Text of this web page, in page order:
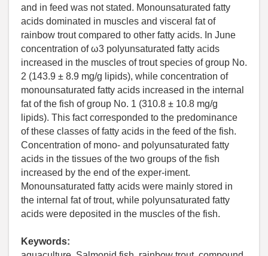
and in feed was not stated. Monounsaturated fatty
acids dominated in muscles and visceral fat of
rainbow trout compared to other fatty acids. In June
concentration of ω3 polyunsaturated fatty acids
increased in the muscles of trout species of group No.
2 (143.9 ± 8.9 mg/g lipids), while concentration of
monounsaturated fatty acids increased in the internal
fat of the fish of group No. 1 (310.8 ± 10.8 mg/g
lipids). This fact corresponded to the predominance
of these classes of fatty acids in the feed of the fish.
Concentration of mono- and polyunsaturated fatty
acids in the tissues of the two groups of the fish
increased by the end of the exper-iment.
Monounsaturated fatty acids were mainly stored in
the internal fat of trout, while polyunsaturated fatty
acids were deposited in the muscles of the fish.
Keywords: